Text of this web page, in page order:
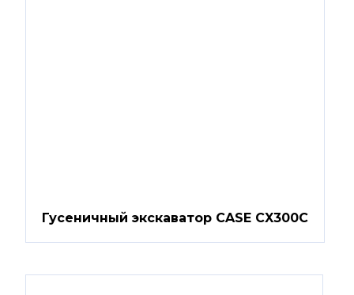
Гусеничный экскаватор CASE CX300C